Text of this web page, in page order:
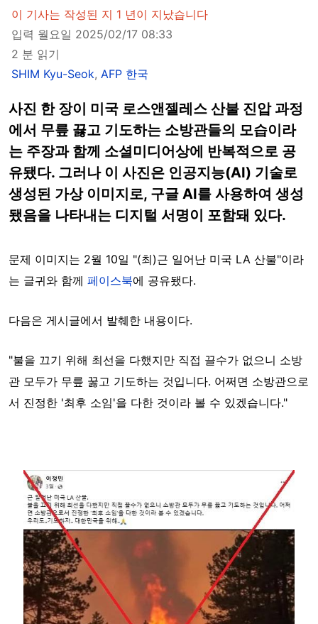
이 기사는 작성된 지 1 년이 지났습니다
입력 월요일 2025/02/17 08:33
2 분 읽기
SHIM Kyu-Seok, AFP 한국
사진 한 장이 미국 로스앤젤레스 산불 진압 과정
에서 무릎 끓고 기도하는 소방관들의 모습이라
는 주장과 함께 소셜미디어상에 반복적으로 공
유됐다. 그러나 이 사진은 인공지능(AI) 기술로
생성된 가상 이미지로, 구글 AI를 사용하여 생성
됐음을 나타내는 디지털 서명이 포함돼 있다.
문제 이미지는 2월 10일 "(최)근 일어난 미국 LA 산불"이라
는 글귀와 함께 페이스북에 공유됐다.
다음은 게시글에서 발췌한 내용이다.
"불을 끄기 위해 최선을 다했지만 직접 끌수가 없으니 소방
관 모두가 무릎 꿇고 기도하는 것입니다. 어쩌면 소방관으로
서 진정한 '최후 소임'을 다한 것이라 볼 수 있겠습니다."
Image